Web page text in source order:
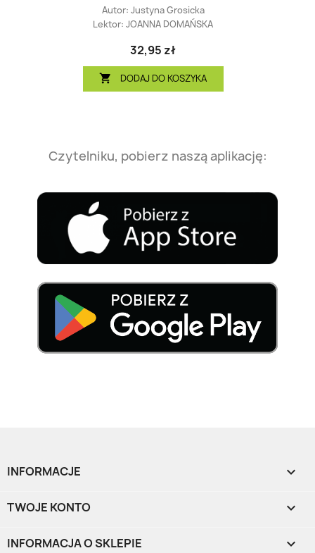
Autor: Justyna Grosicka
Lektor: JOANNA DOMAŃSKA
32,95 zł
 DODAJ DO KOSZYKA
Czytelniku, pobierz naszą aplikację:
INFORMACJE 
TWOJE KONTO 
INFORMACJA O SKLEPIE keyboard_arrow_down